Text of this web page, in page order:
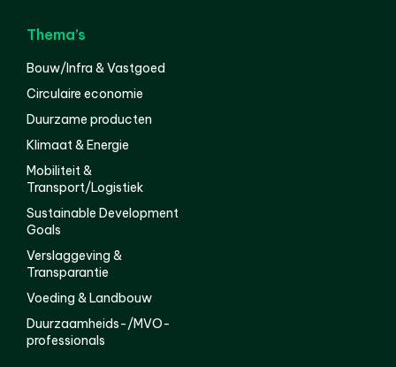
Thema’s
Bouw/Infra & Vastgoed
Circulaire economie
Duurzame producten
Klimaat & Energie
Mobiliteit &
Transport/Logistiek
Sustainable Development
Goals
Verslaggeving &
Transparantie
Voeding & Landbouw
Duurzaamheids-/MVO-
professionals